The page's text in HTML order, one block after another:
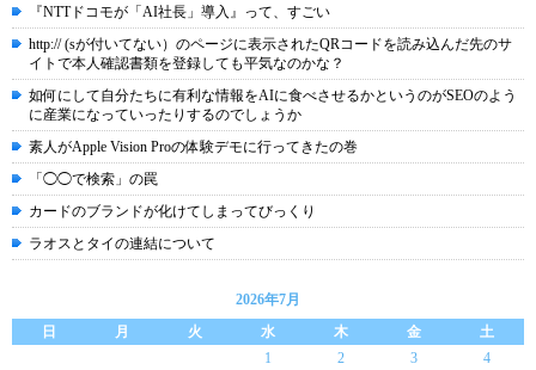
『NTTドコモが「AI社長」導入』って、すごい
http:// (sが付いてない）のページに表示されたQRコードを読み込んだ先のサ
イトで本人確認書類を登録しても平気なのかな？
如何にして自分たちに有利な情報をAIに食べさせるかというのがSEOのよう
に産業になっていったりするのでしょうか
素人がApple Vision Proの体験デモに行ってきたの巻
「◯◯で検索」の罠
カードのブランドが化けてしまってびっくり
ラオスとタイの連結について
2026年7月
日
月 火 水 木 金
土
1
2 3
4